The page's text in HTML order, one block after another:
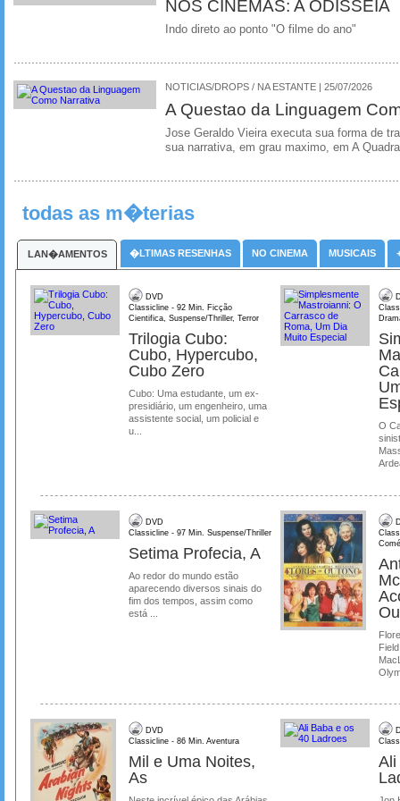
NOS CINEMAS: A ODISSEIA
Indo direto ao ponto "O filme do ano"
NOTICIAS/DROPS / NA ESTANTE | 25/07/2026
A Questao da Linguagem
Jose Geraldo Vieira executa sua forma de
sua narrativa, em grau maximo, em A
todas as m�terias
LAN�AMENTOS �LTIMAS RESENHAS NO CINEMA MUSICAIS
DVD
Classicline - 92 Min. Ficção
Cientifica, Suspense/Thriller, Terror
Trilogia Cubo:
Cubo, Hypercubo,
Cubo Zero
Cubo: Uma estudante, um ex-
presidiário, um engenheiro, uma
assistente social, um policial e
u...
O
DVD
Classicline - 97 Min. Suspense/Thriller
Setima Profecia, A
Ao redor do mundo estão
aparecendo diversos sinais do
fim dos tempos, assim como
está ...
DVD
Classicline - 86 Min. Aventura
Mil e Uma Noites,
As
Ali